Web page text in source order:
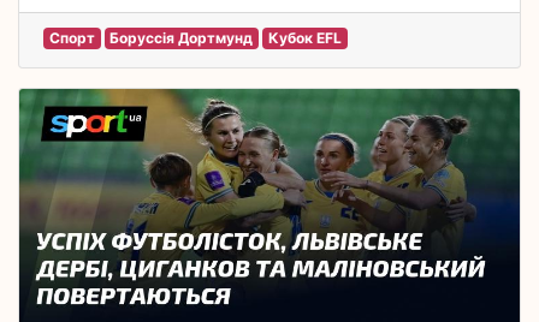
Спорт Боруссія Дортмунд Кубок EFL